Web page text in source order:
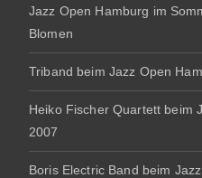
Jazz Open Hamburg im
Blomen
Triband beim Jazz Open
Heiko Fischer Quartett beim
2007
Boris Electric Band beim